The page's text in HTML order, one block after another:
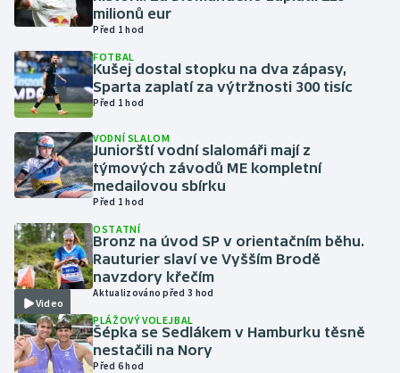
Gymnastika
Házená
Jezdectví
Judo
Krasobruslení
Lezení
Lyže a snowboard
Moderní pětiboj
Motorsport
milionů eur
Před 1 hod
FOTBAL
Kušej dostal stopku na dva zápasy,
Sparta zaplatí za výtržnosti 300 tisíc
Před 1 hod
VODNÍ SLALOM
Juniorští vodní slalomáři mají z
týmových závodů ME kompletní
medailovou sbírku
Před 1 hod
Video
OSTATNÍ
Bronz na úvod SP v orientačním běhu.
Rauturier slaví ve Vyšším Brodě
navzdory křečím
Aktualizováno před 3 hod
PLÁŽOVÝ VOLEJBAL
Šépka se Sedlákem v Hamburku těsně
nestačili na Nory
Před 6 hod